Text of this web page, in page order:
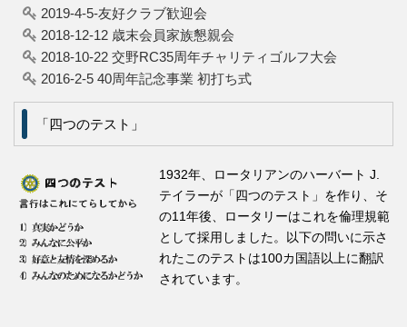
2019-4-5-友好クラブ歓迎会
2018-12-12 歳末会員家族懇親会
2018-10-22 交野RC35周年チャリティゴルフ大会
2016-2-5 40周年記念事業 初打ち式
「四つのテスト」
1932年、ロータリアンのハーバート J.
テイラーが「四つのテスト」を作り、そ
の11年後、ロータリーはこれを倫理規範
として採用しました。以下の問いに示さ
れたこのテストは100カ国語以上に翻訳
されています。